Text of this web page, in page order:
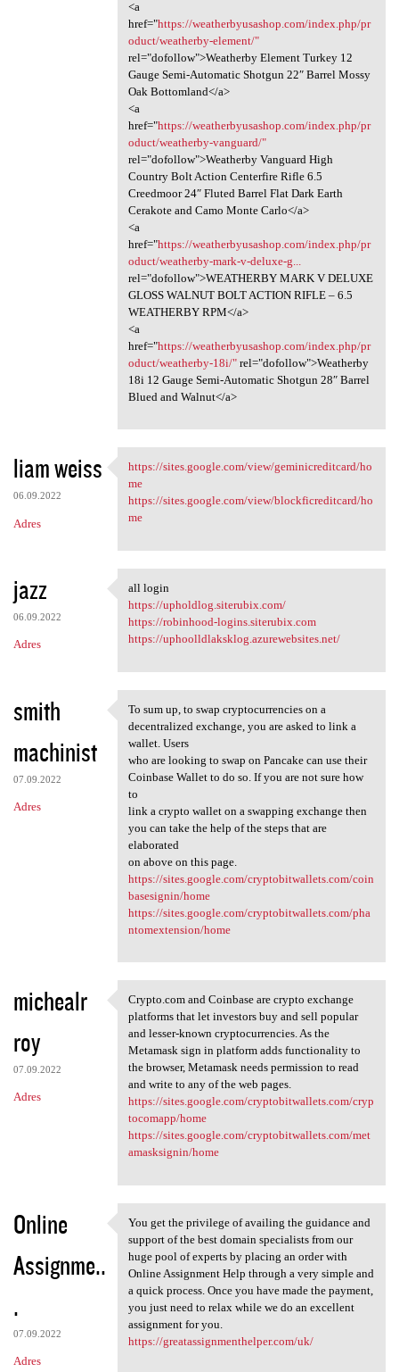
<a
href="https://weatherbyusashop.com/index.php/pr
oduct/weatherby-element/"
rel="dofollow">Weatherby Element Turkey 12
Gauge Semi-Automatic Shotgun 22″ Barrel Mossy
Oak Bottomland</a>
<a
href="https://weatherbyusashop.com/index.php/pr
oduct/weatherby-vanguard/"
rel="dofollow">Weatherby Vanguard High
Country Bolt Action Centerfire Rifle 6.5
Creedmoor 24″ Fluted Barrel Flat Dark Earth
Cerakote and Camo Monte Carlo</a>
<a
href="https://weatherbyusashop.com/index.php/pr
oduct/weatherby-mark-v-deluxe-g...
rel="dofollow">WEATHERBY MARK V DELUXE
GLOSS WALNUT BOLT ACTION RIFLE – 6.5
WEATHERBY RPM</a>
<a
href="https://weatherbyusashop.com/index.php/pr
oduct/weatherby-18i/"rel="dofollow">Weatherby
18i 12 Gauge Semi-Automatic Shotgun 28″ Barrel
Blued and Walnut</a>
liam weiss
06.09.2022
Adres
https://sites.google.com/view
https://sites.google.com/view/geminicreditcard/ho
me
https://sites.google.com/view/blockficreditcard/ho
me
jazz
06.09.2022
Adres
all login
all login
https://upholdlog.siterubix.com/
https://robinhood-logins.siterubix.com
https://uphoolldlaksklog.azurewebsites.net/
smith
machinist
07.09.2022
Adres
To sum up, to swap
To sum up, to swap cryptocurrencies on a
decentralized exchange, you are asked to link a
wallet. Users
who are looking to swap on Pancake can use their
Coinbase Wallet to do so. If you are not sure how
to
link a crypto wallet on a swapping exchange then
you can take the help of the steps that are
elaborated
on above on this page.
https://sites.google.com/cryptobitwallets.com/coin
basesignin/home
https://sites.google.com/cryptobitwallets.com/pha
ntomextension/home
michealr
roy
07.09.2022
Adres
Crypto.com and Coinbase are
Crypto.com and Coinbase are crypto exchange
platforms that let investors buy and sell popular
and lesser-known cryptocurrencies. As the
Metamask sign in platform adds functionality to
the browser, Metamask needs permission to read
and write to any of the web pages.
https://sites.google.com/cryptobitwallets.com/cryp
tocomapp/home
https://sites.google.com/cryptobitwallets.com/met
amasksignin/home
Online
Assignme..
.
07.09.2022
Adres
You get the privilege of
You get the privilege of availing the guidance and
support of the best domain specialists from our
huge pool of experts by placing an order with
Online Assignment Help through a very simple and
a quick process. Once you have made the payment,
you just need to relax while we do an excellent
assignment for you.
https://greatassignmenthelper.com/uk/